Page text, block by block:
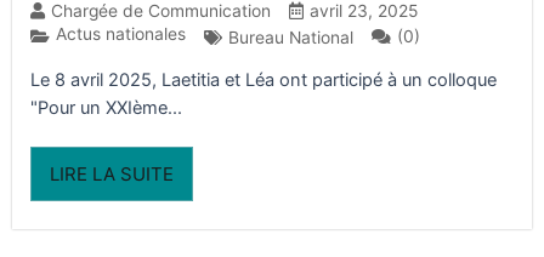
Chargée de Communication
avril 23, 2025
Actus nationales
Bureau National (0)
Le 8 avril 2025, Laetitia et Léa ont participé à un colloque
"Pour un XXIème...
LIRE LA SUITE